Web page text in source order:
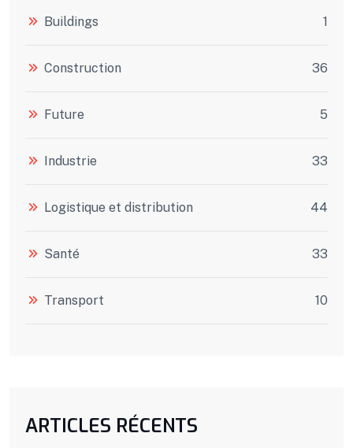
Buildings 1
Construction 36
Future 5
Industrie 33
Logistique et distribution 44
Santé 33
Transport 10
ARTICLES RÉCENTS